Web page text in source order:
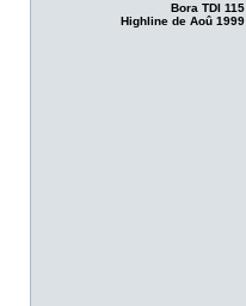
Bora TDI 115
Highline de Aoû 1999